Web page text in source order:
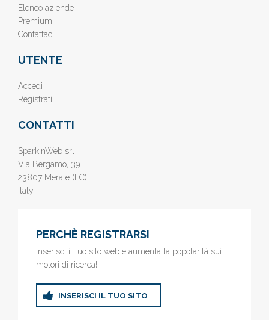
Elenco aziende
Premium
Contattaci
UTENTE
Accedi
Registrati
CONTATTI
SparkinWeb srl
Via Bergamo, 39
23807 Merate (LC)
Italy
PERCHÈ REGISTRARSI
Inserisci il tuo sito web e aumenta la popolarità sui
motori di ricerca!
INSERISCI IL TUO SITO